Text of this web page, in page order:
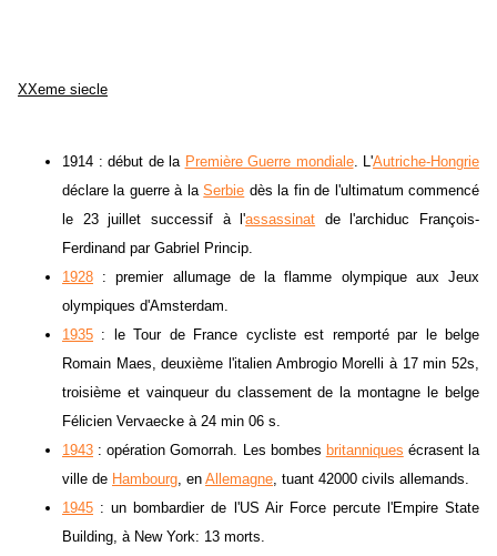
XXeme siecle
1914 : début de la Première Guerre mondiale. L'Autriche-Hongrie
déclare la guerre à laSerbie dès la fin de l'ultimatum commencé
le 23 juillet successif à l'assassinat de l'archiduc François-
Ferdinand par Gabriel Princip.
1928 : premier allumage de la flamme olympique aux Jeux
olympiques d'Amsterdam.
1935 : le Tour de France cycliste est remporté par le belge
Romain Maes, deuxième l'italien Ambrogio Morelli à 17 min 52s,
troisième et vainqueur du classement de la montagne le belge
Félicien Vervaecke à 24 min 06 s.
1943 : opération Gomorrah. Les bombes britanniques écrasent la
ville de Hambourg, en Allemagne, tuant 42000 civils allemands.
1945 : un bombardier de l'US Air Force percute l'Empire State
Building, à New York: 13 morts.